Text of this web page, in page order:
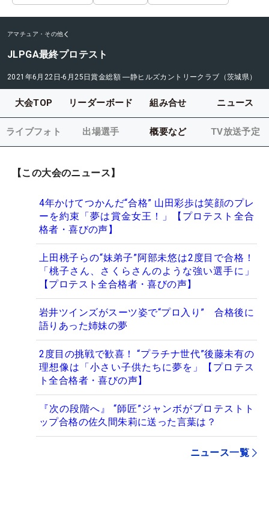
アマチュア・その他
JLPGA最終プロテスト
2021年6月22日-6月25日賞金総額 ―静ヒルズカントリークラブ（茨城県）
大会TOP リーダーボード 組み合せ ニュース
ライブフォト 出場選手 概要など TV放送予定
【この大会のニュース】
4年かけてつかんだ“合格” 山田彩歩は笑顔のプレ
ーを約束「夢は賞金女王！」【プロテスト全合
格者・喜びの声】
上田桃子らの“妹弟子”阿部未悠は2度目で合格！
「桃子さん、さくらさんのような強い選手に」
【プロテスト全合格者・喜びの声】
岩井ツインズがスーツ姿で“プロ入り” 合格後に
語りあった姉妹の夢
2度目の挑戦で歓喜！ “プラチナ世代”後藤未有の
理想像は「小さい子供たちに夢を」【プロテス
ト全合格者・喜びの声】
『次の段階へ』 “師匠”ジャンボがプロテストト
ップ合格の佐久間朱莉に送った言葉は？
ニュース一覧